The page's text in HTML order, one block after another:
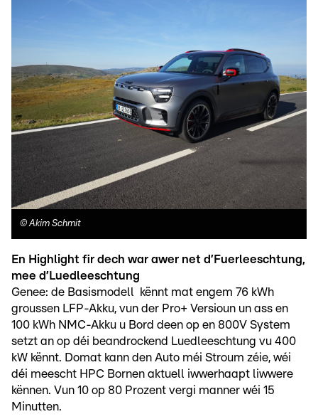
©Akim Schmit
En Highlight fir dech war awer net d’Fuerleeschtung,
mee d’Luedleeschtung
Genee: de Basismodell kënnt mat engem 76 kWh
groussen LFP-Akku, vun der Pro+ Versioun un ass en
100 kWh NMC-Akku u Bord deen op en 800V System
setzt an op déi beandrockend Luedleeschtung vu 400
kW kënnt. Domat kann den Auto méi Stroum zéie, wéi
déi meescht HPC Bornen aktuell iwwerhaapt liwwere
kënnen. Vun 10 op 80 Prozent vergi manner wéi 15
Minutten.